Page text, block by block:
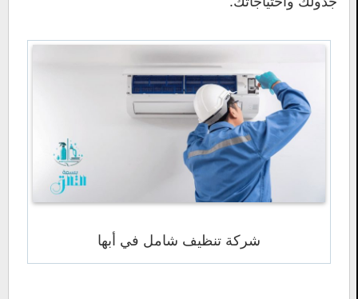
شركة تنظيف شامل في أبها